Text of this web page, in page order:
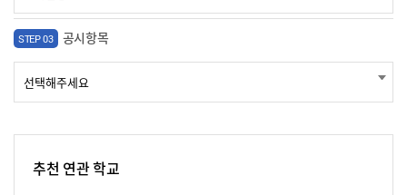
STEP 03 공시항목
추천 연관 학교